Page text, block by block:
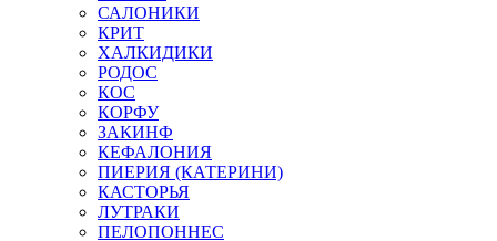
САЛОНИКИ
КРИТ
ХАЛКИДИКИ
РОДОС
КОС
КОРФУ
ЗАКИНФ
КЕФАЛОНИЯ
ПИЕРИЯ (КАТЕРИНИ)
КАСТОРЬЯ
ЛУТРАКИ
ПЕЛОПОННЕС